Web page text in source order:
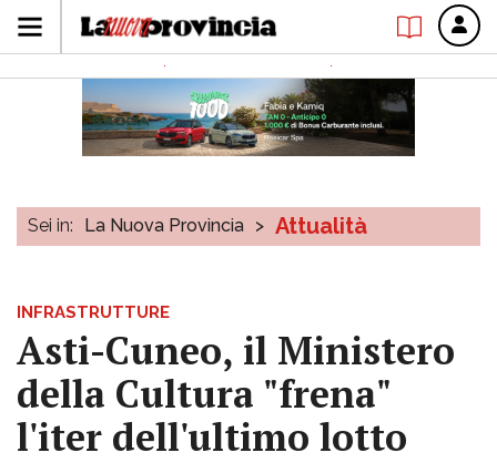
Sei in: La Nuova Provincia > Attualità
INFRASTRUTTURE
Asti-Cuneo, il Ministero
della Cultura "frena"
l'iter dell'ultimo lotto